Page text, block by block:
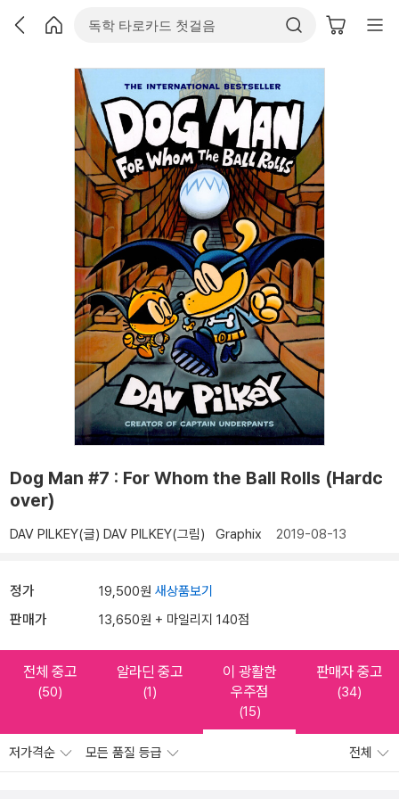
Dog Man #7 : For Whom the Ball Rolls (Hardc
over)
DAV PILKEY(글) DAV PILKEY(그림) Graphix 2019-08-13
정가 19,500원 새상품보기
판매가 13,650원 + 마일리지 140점
전체 중고
(50)
알라딘 중고
(1)
이 광활한
우주점
(15)
판매자 중고
(34)
저가격순 모든 품질 등급 전체